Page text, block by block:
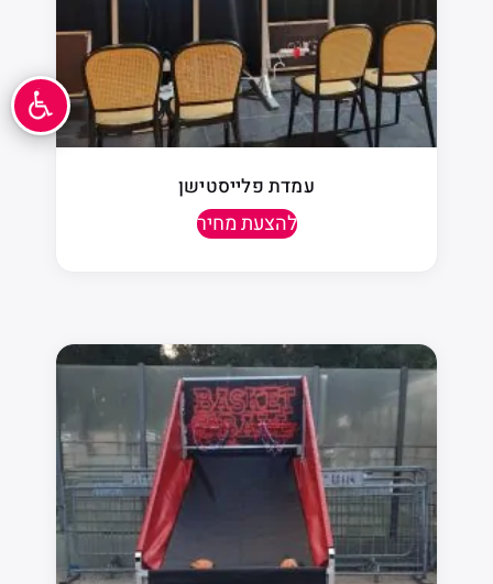
עמדת פלייסטישן
להצעת מחיר